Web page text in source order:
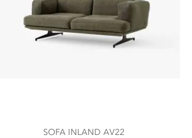
SOFA INLAND AV22